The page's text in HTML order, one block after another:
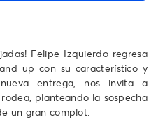
Felipe Izquierdo regresa
up con su característico y
entrega, nos invita a
planteando la sospecha
un gran complot.